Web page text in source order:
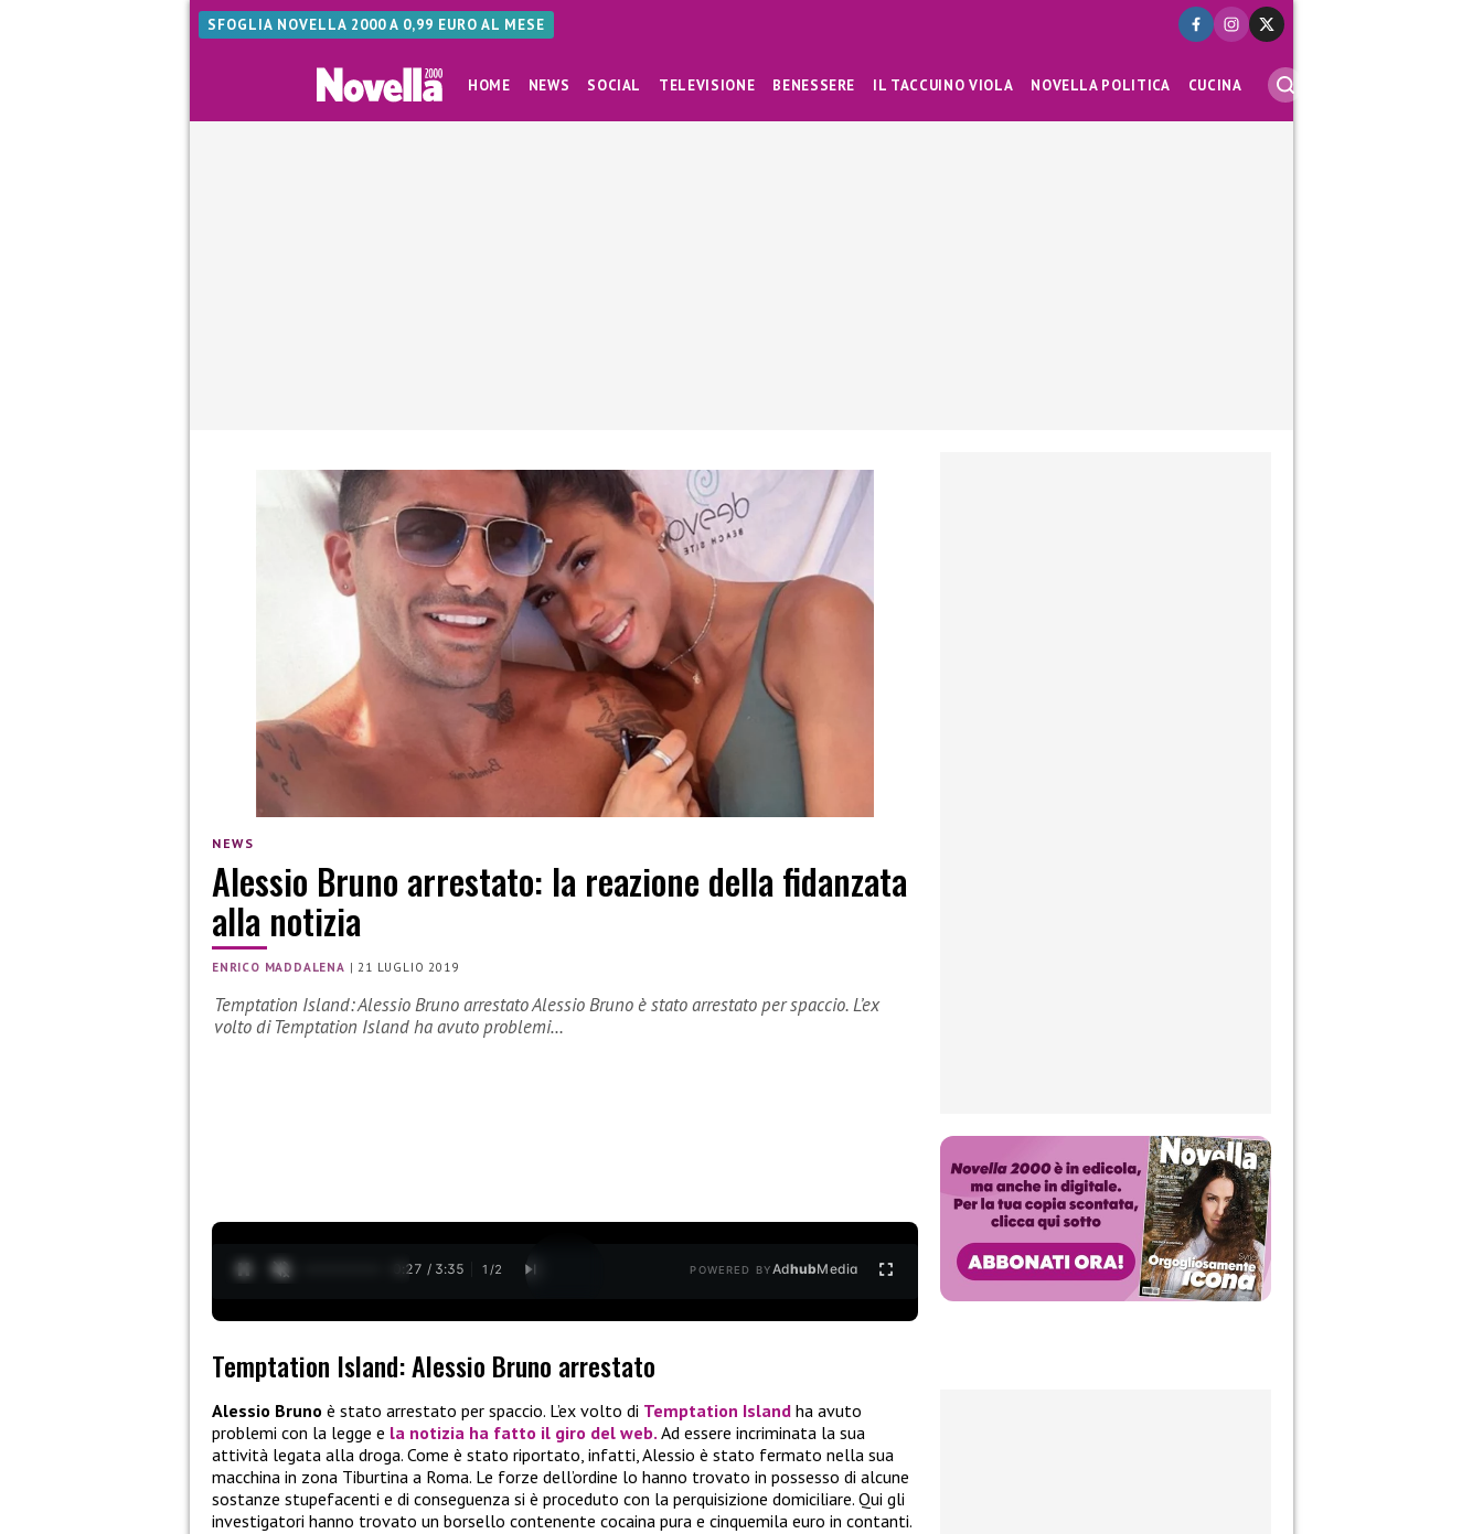
SFOGLIA NOVELLA 2000 A 0,99 EURO AL MESE
HOME NEWS SOCIAL TELEVISIONE BENESSERE IL TACCUINO VIOLA NOVELLA POLITICA CUCINA
NEWS
Alessio Bruno arrestato: la reazione della fidanzata
alla notizia
ENRICO MADDALENA |21 LUGLIO 2019
Temptation Island: Alessio Bruno arrestato Alessio Bruno è stato arrestato per spaccio. L’ex
volto di Temptation Island ha avuto problemi…
0:28 / 3:35 1 /2 POWERED BYAdhubMedia
Temptation Island: Alessio Bruno arrestato
Alessio Bruno è stato arrestato per spaccio. L’ex volto di Temptation Island ha avuto
problemi con la legge e la notizia ha fatto il giro del web. Ad essere incriminata la sua
attività legata alla droga. Come è stato riportato, infatti, Alessio è stato fermato nella sua
macchina in zona Tiburtina a Roma. Le forze dell’ordine lo hanno trovato in possesso di alcune
sostanze stupefacenti e di conseguenza si è proceduto con la perquisizione domiciliare. Qui gli
investigatori hanno trovato un borsello contenente cocaina pura e cinquemila euro in contanti.